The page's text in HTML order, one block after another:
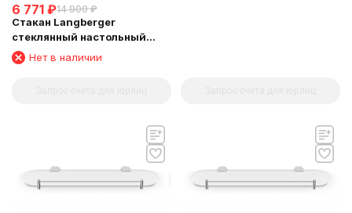
6 771 ₽14 900 ₽
Стакан Langberger
стеклянный настольный
круглый матовый 23013A
Нет в наличии